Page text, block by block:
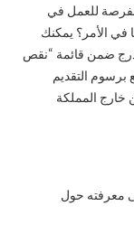
للعمل في
الأمر؟ يمكنك
ضمن قائمة “نقص
برسوم التقديم
خارج المملكة
معرفته حول